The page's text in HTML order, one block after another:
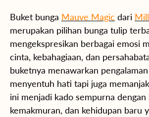
Buket bunga Mauve Magic dari
merupakan pilihan bunga tulip
mengekspresikan berbagai emosi
cinta, kebahagiaan, dan
buketnya menawarkan
menyentuh hati tapi juga
ini menjadi kado sempurna dengan
kemakmuran, dan kehidupan baru